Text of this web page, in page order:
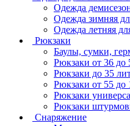
Одежда
Одежда зимняя
Одежда летняя
Рюкзаки
Баулы, сумки,
Рюкзаки от 36 до
Рюкзаки до 35
Рюкзаки от 55 до
Рюкзаки
Рюкзаки
Снаряжение